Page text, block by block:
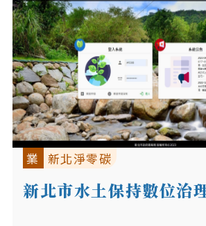
業 新北淨零碳
新北市水土保持數位治